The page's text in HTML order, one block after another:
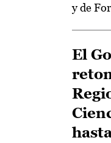
y de
El